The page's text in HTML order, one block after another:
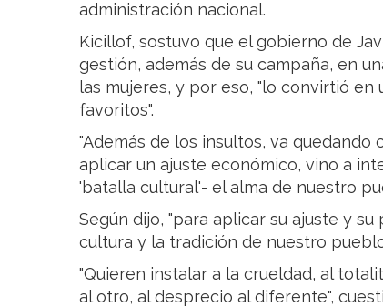
administración nacional.
Kicillof, sostuvo que el gobierno de
gestión, además de su campaña, en
las mujeres, y por eso, "lo convirtió
favoritos".
"Además de los insultos, va
aplicar un ajuste económico, vino a
'batalla cultural'- el alma de nuestro
Según dijo, "para aplicar su ajuste y
cultura y la tradición de nuestro
"Quieren instalar a la crueldad, al
al otro, al desprecio al diferente",